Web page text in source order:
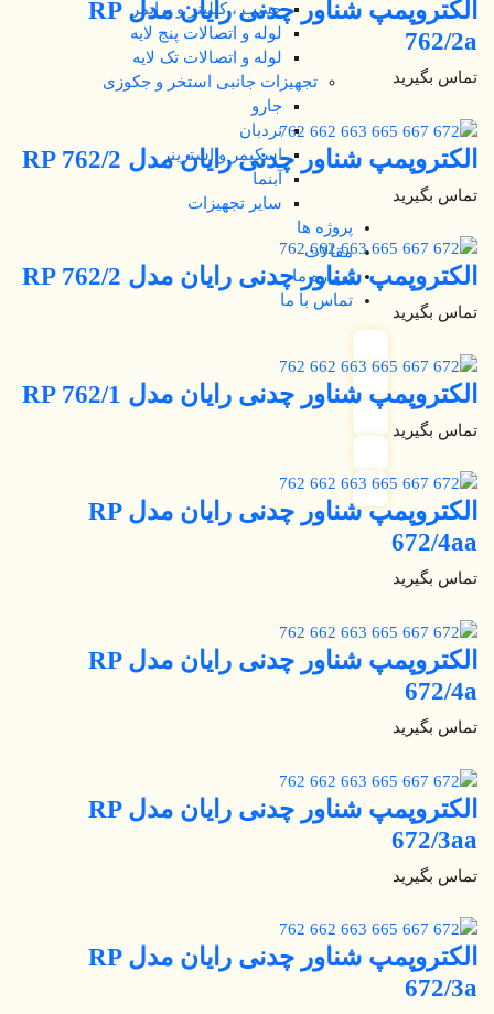
چسب ، کیلینر و پرایمر
لوله و اتصالات پنج لایه
لوله و اتصالات تک لایه
تجهیزات جانبی استخر و جکوزی
جارو
نردبان
اسکیمر و استرینر
آبنما
سایر تجهیزات
پروژه ها
مقالات
درباره ما
تماس با ما
الکتروپمپ شناور چدنی رایان مدل RP
762/2a
تماس بگیرید
الکتروپمپ شناور چدنی رایان مدل RP 762/2
تماس بگیرید
الکتروپمپ شناور چدنی رایان مدل RP 762/2
تماس بگیرید
الکتروپمپ شناور چدنی رایان مدل RP 762/1
تماس بگیرید
الکتروپمپ شناور چدنی رایان مدل RP
672/4aa
تماس بگیرید
الکتروپمپ شناور چدنی رایان مدل RP
672/4a
تماس بگیرید
الکتروپمپ شناور چدنی رایان مدل RP
672/3aa
تماس بگیرید
الکتروپمپ شناور چدنی رایان مدل RP
672/3a